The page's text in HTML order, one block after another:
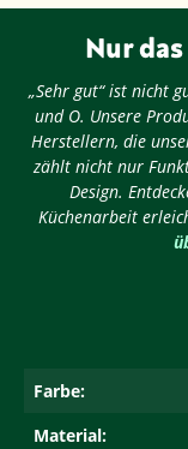
Nur
„Sehr gut“ ist nicht
und O. Unsere
Herstellern, die
zählt nicht nur
Design.
Küchenarbeit
Farbe:
Material: